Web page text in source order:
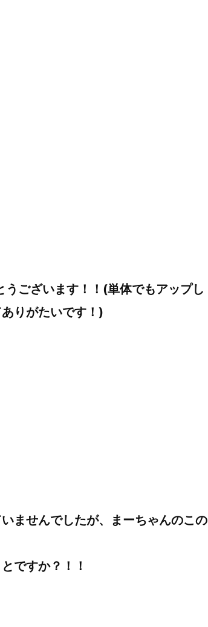
ございます！！(単体でもアップし
りがたいです！)
ませんでしたが、まーちゃんのこの
ですか？！！